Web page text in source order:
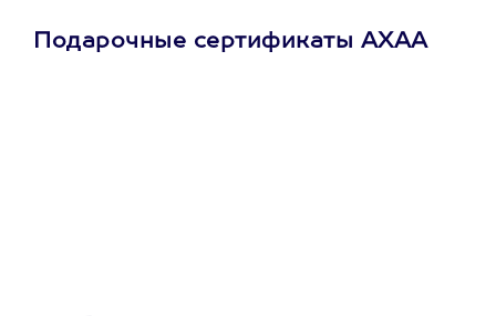
Подарочные сертификаты АХАА